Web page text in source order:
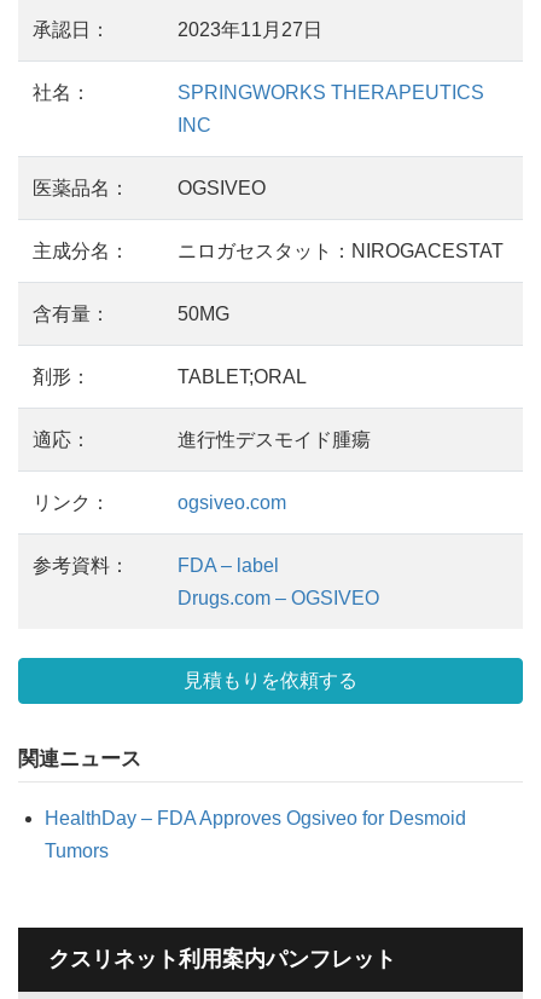
承認日： 2023年11月27日
社名：
SPRINGWORKS THERAPEUTICS
INC
医薬品名： OGSIVEO
主成分名： ニロガセスタット：NIROGACESTAT
含有量： 50MG
剤形： TABLET;ORAL
適応： 進行性デスモイド腫瘍
リンク： ogsiveo.com
参考資料：
FDA – label
Drugs.com – OGSIVEO
見積もりを依頼する
関連ニュース
HealthDay – FDA Approves Ogsiveo for Desmoid
Tumors
クスリネット利用案内パンフレット